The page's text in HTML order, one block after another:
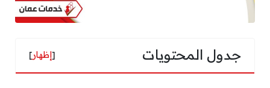
جدول المحتويات [إظهار]